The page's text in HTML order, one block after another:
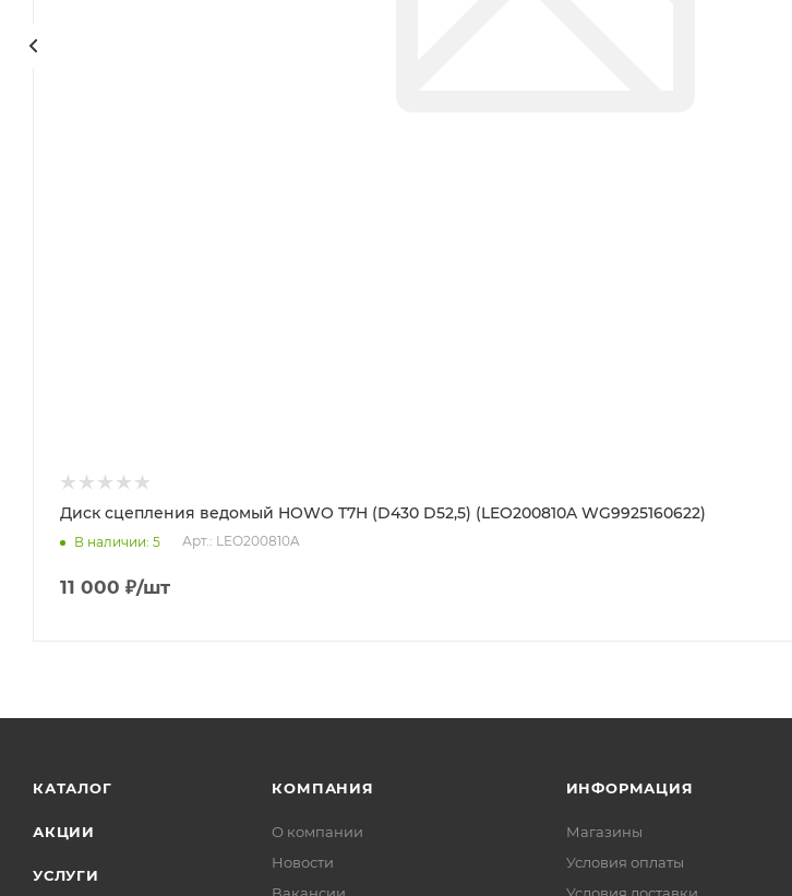
Диск сцепления ведомый HOWO T7H (D430 D52,5) (LEO200810A WG9925160622)
В наличии: 5 Арт.: LEO200810A
11 000 ₽/шт
КАТАЛОГ
АКЦИИ
УСЛУГИ
КОМПАНИЯ
О компании
Новости
ИНФОРМАЦИЯ
Магазины
Условия оплаты